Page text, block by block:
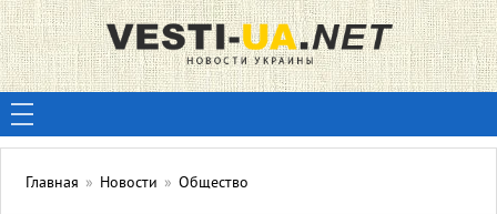
Главная » Новости » Общество